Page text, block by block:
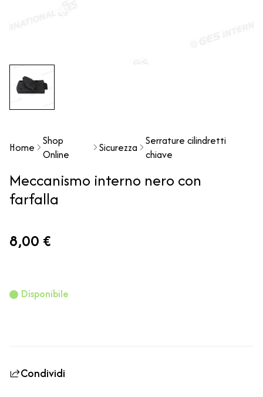
Home
Shop
Online
Sicurezza
Serrature cilindretti
chiave
Meccanismo interno nero con
farfalla
8,00 €
Disponibile
Condividi